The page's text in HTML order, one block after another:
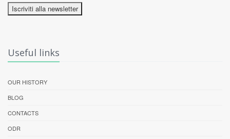
Iscriviti alla newsletter
Useful links
OUR HISTORY
BLOG
CONTACTS
ODR